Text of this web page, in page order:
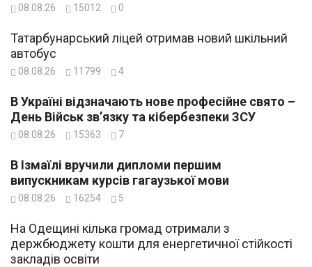
08.08.26 15012 0
Татарбунарський ліцей отримав новий шкільний
автобус
08.08.26 11799 4
В Україні відзначають нове професійне свято –
День Військ зв’язку та кібербезпеки ЗСУ
08.08.26 15363 7
В Ізмаїлі вручили дипломи першим
випускникам курсів гагаузької мови
08.08.26 16254 5
На Одещині кілька громад отримали з
держбюджету кошти для енергетичної стійкості
закладів освіти